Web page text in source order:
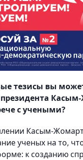
тезисы вы
с учеными?
Касым-
ученых на то,
к созданию